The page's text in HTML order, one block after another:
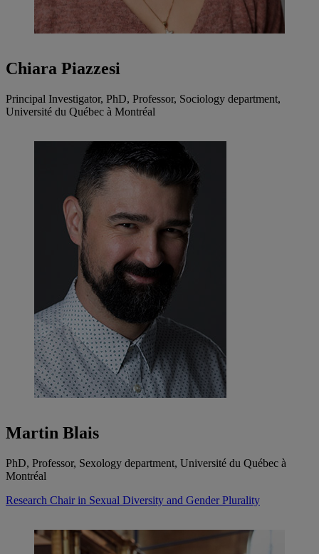
Chiara Piazzesi
Principal Investigator, PhD, Professor, Sociology department,
Université du Québec à Montréal
Martin Blais
PhD, Professor, Sexology department, Université du Québec à
Montréal
Research Chair in Sexual Diversity and Gender Plurality